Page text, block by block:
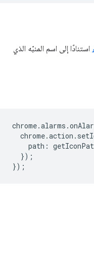
استنادًا إلى اسم المنبّه الذي
chrome.alarms .
chrome.action .
path :
});
});